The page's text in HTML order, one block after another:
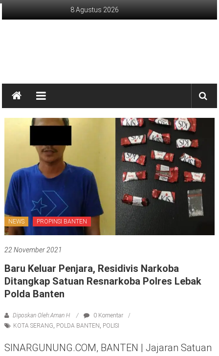
Lompat
8 Agustus 2026
jujur
terpercaya
NEWS PROPINSI BANTEN
22 November 2021
Baru Keluar Penjara, Residivis Narkoba
Ditangkap Satuan Resnarkoba Polres Lebak
Polda Banten
Diposkan Oleh:Aman H
0 Komentar
KOTA SERANG, POLDA BANTEN , POLISI
SINARGUNUNG.COM, BANTEN | Jajaran Satuan